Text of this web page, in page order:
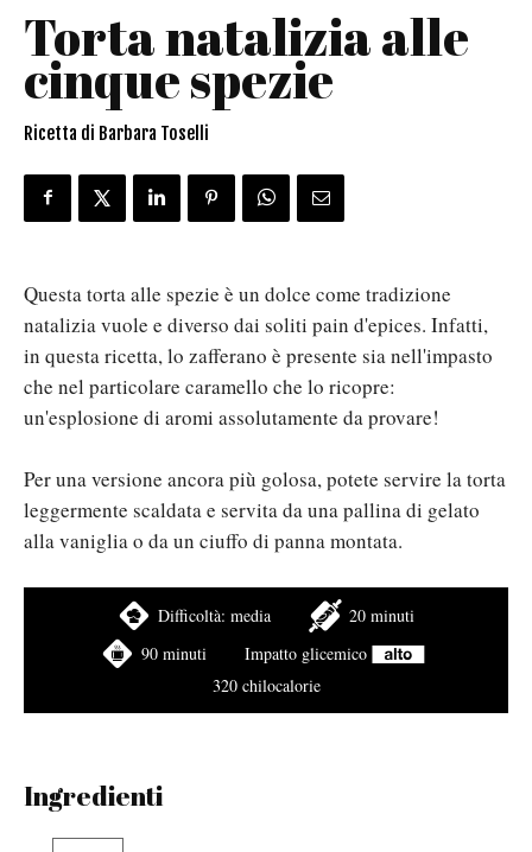
Torta natalizia alle
cinque spezie
Ricetta di Barbara Toselli
Questa torta alle spezie è un dolce come tradizione
natalizia vuole e diverso dai soliti pain d'epices. Infatti,
in questa ricetta, lo zafferano è presente sia nell'impasto
che nel particolare caramello che lo ricopre:
un'esplosione di aromi assolutamente da provare!
Per una versione ancora più golosa, potete servire la torta
leggermente scaldata e servita da una pallina di gelato
alla vaniglia o da un ciuffo di panna montata.
Difficoltà: media
20 minuti
90 minuti
Impatto glicemico
320 chilocalorie
Ingredienti